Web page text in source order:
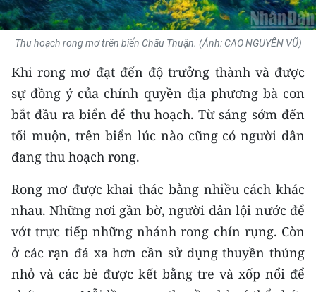
KHOA HỌC - CÔNG NGHỆ
MÔI TRƯỜNG
BẠN ĐỌC
KIỂM CHỨNG THÔNG TIN
TRI THỨC CHUYÊN SÂU
54 DÂN TỘC VIỆT NAM
CHƯƠNG TRÌNH OCOP - MỖI XÃ
MỘT SẢN PHẨM
RADIO
Thu hoạch rong mơ trên biển Châu Thuận. (Ảnh: CAO NGUYÊN VŨ)
Khi rong mơ đạt đến độ trưởng thành và được
sự đồng ý của chính quyền địa phương bà con
bắt đầu ra biển để thu hoạch. Từ sáng sớm đến
tối muộn, trên biển lúc nào cũng có người dân
đang thu hoạch rong.
Rong mơ được khai thác bằng nhiều cách khác
nhau. Những nơi gần bờ, người dân lội nước để
vớt trực tiếp những nhánh rong chín rụng. Còn
ở các rạn đá xa hơn cần sử dụng thuyền thúng
nhỏ và các bè được kết bằng tre và xốp nổi để